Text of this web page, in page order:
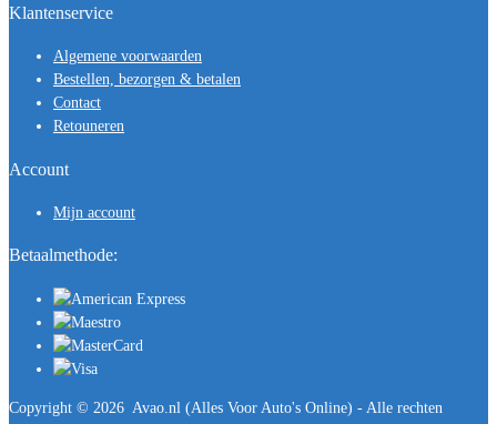
Klantenservice
Algemene voorwaarden
Bestellen, bezorgen & betalen
Contact
Retouneren
Account
Mijn account
Betaalmethode:
Copyright © 2026 Avao.nl (Alles Voor Auto's Online) - Alle rechten